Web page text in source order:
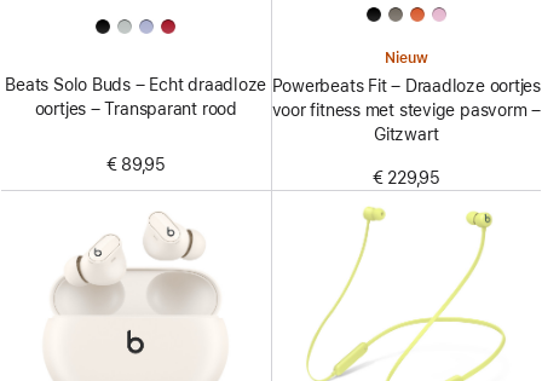
Beats Solo Buds – Echt draadloze
oortjes – Transparant rood
€ 89,95
Nieuw
Powerbeats Fit – Draadloze oortjes
voor fitness met stevige pasvorm –
Gitzwart
€ 229,95